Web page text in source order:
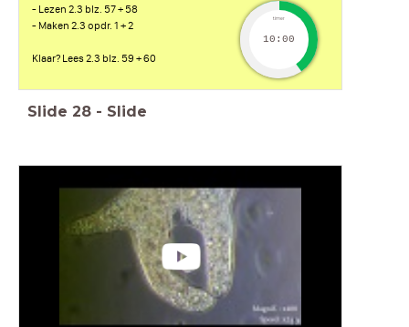
- Lezen 2.3 blz. 57 + 58
- Maken 2.3 opdr. 1 + 2
Klaar? Lees 2.3 blz. 59 + 60
timer
10:00
Slide 28 - Slide